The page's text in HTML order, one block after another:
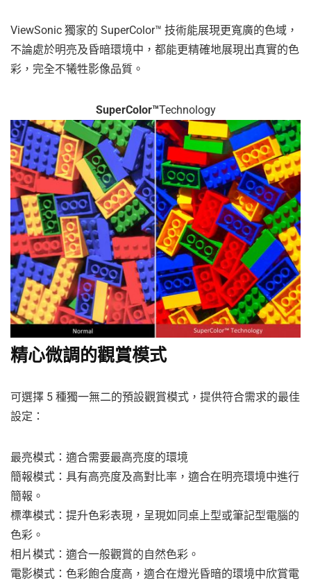
ViewSonic 獨家的 SuperColor™ 技術能展現更寬廣的色域，
不論處於明亮及昏暗環境中，都能更精確地展現出真實的色
彩，完全不犧牲影像品質。
SuperColor™Technology
精心微調的觀賞模式
可選擇 5 種獨一無二的預設觀賞模式，提供符合需求的最佳
設定：
最亮模式：適合需要最高亮度的環境
簡報模式：具有高亮度及高對比率，適合在明亮環境中進行
簡報。
標準模式：提升色彩表現，呈現如同桌上型或筆記型電腦的
色彩。
相片模式：適合一般觀賞的自然色彩。
電影模式：色彩飽合度高，適合在燈光昏暗的環境中欣賞電